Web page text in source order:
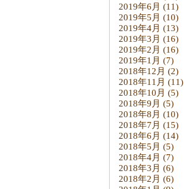
2019年6月 (11)
2019年5月 (10)
2019年4月 (13)
2019年3月 (16)
2019年2月 (16)
2019年1月 (7)
2018年12月 (2)
2018年11月 (11)
2018年10月 (5)
2018年9月 (5)
2018年8月 (10)
2018年7月 (15)
2018年6月 (14)
2018年5月 (5)
2018年4月 (7)
2018年3月 (6)
2018年2月 (6)